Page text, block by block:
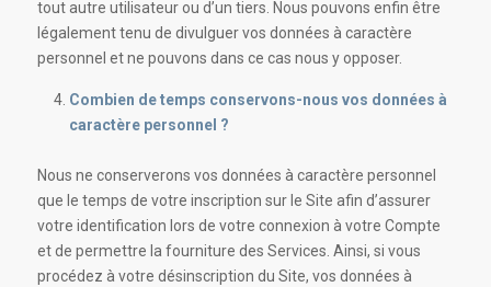
tout autre utilisateur ou d’un tiers. Nous pouvons enfin être
légalement tenu de divulguer vos données à caractère
personnel et ne pouvons dans ce cas nous y opposer.
Combien de temps conservons-nous vos données à
caractère personnel ?
Nous ne conserverons vos données à caractère personnel
que le temps de votre inscription sur le Site afin d’assurer
votre identification lors de votre connexion à votre Compte
et de permettre la fourniture des Services. Ainsi, si vous
procédez à votre désinscription du Site, vos données à